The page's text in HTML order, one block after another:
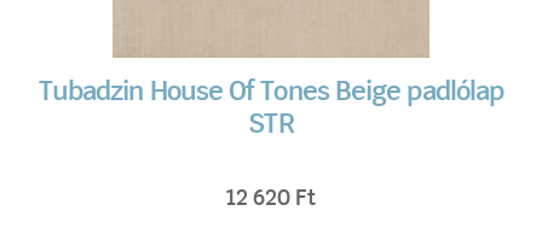
Tubadzin House Of Tones Beige padlólap
STR
12 620 Ft